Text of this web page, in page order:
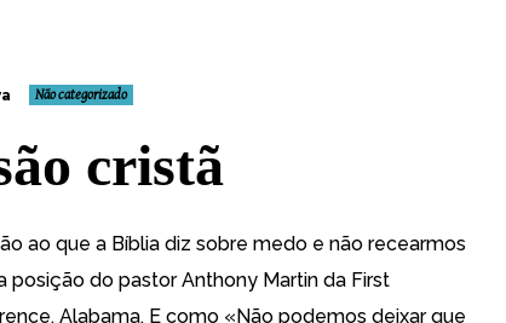
Não categorizado
cristã
ao que a Bíblia diz sobre medo e não recearmos
posição do pastor Anthony Martin da First
Alabama. E como «Não podemos deixar que